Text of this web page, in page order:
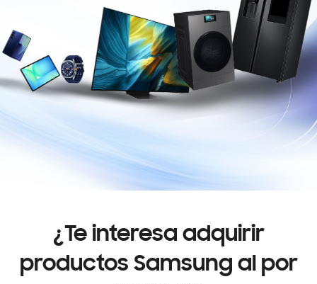
¿Te interesa adquirir
productos Samsung al por